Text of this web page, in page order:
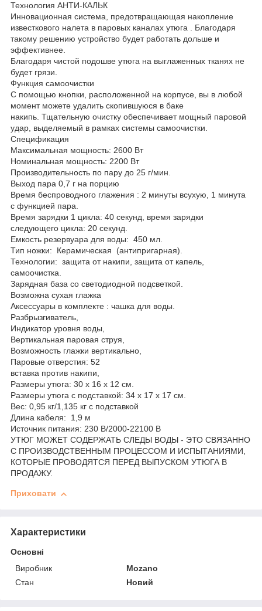
Технология АНТИ-КАЛЬК
Инновационная система, предотвращающая накопление
известкового налета в паровых каналах утюга . Благодаря
такому решению устройство будет работать дольше и
эффективнее.
Благодаря чистой подошве утюга на выглаженных тканях не
будет грязи.
Функция самоочистки
С помощью кнопки, расположенной на корпусе, вы в любой
момент можете удалить скопившуюся в баке
накипь. Тщательную очистку обеспечивает мощный паровой
удар, выделяемый в рамках системы самоочистки.
Спецификация
Максимальная мощность: 2600 Вт
Номинальная мощность: 2200 Вт
Производительность по пару до 25 г/мин.
Выход пара 0,7 г на порцию
Время беспроводного глажения : 2 минуты всухую, 1 минута
с функцией пара.
Время зарядки 1 цикла: 40 секунд, время зарядки
следующего цикла: 20 секунд.
Емкость резервуара для воды: 450 мл.
Тип ножки: Керамическая (антипригарная).
Технологии: защита от накипи, защита от капель,
самоочистка.
Зарядная база со светодиодной подсветкой.
Возможна сухая глажка
Аксессуары в комплекте : чашка для воды.
Разбрызгиватель,
Индикатор уровня воды,
Вертикальная паровая струя,
Возможность глажки вертикально,
Паровые отверстия: 52
вставка против накипи,
Размеры утюга: 30 х 16 х 12 см.
Размеры утюга с подставкой: 34 х 17 х 17 см.
Вес: 0,95 кг/1,135 кг с подставкой
Длина кабеля: 1,9 м
Источник питания: 230 В/2000-22100 В
УТЮГ МОЖЕТ СОДЕРЖАТЬ СЛЕДЫ ВОДЫ - ЭТО СВЯЗАННО
С ПРОИЗВОДСТВЕННЫМ ПРОЦЕССОМ И ИСПЫТАНИЯМИ,
КОТОРЫЕ ПРОВОДЯТСЯ ПЕРЕД ВЫПУСКОМ УТЮГА В
ПРОДАЖУ.
Приховати
Характеристики
Основні
Виробник
Mozano
Стан
Новий